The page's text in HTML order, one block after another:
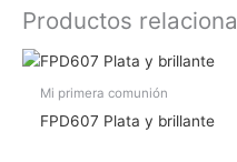
Productos
Mi primera comunión
FPD607 Plata y brillante